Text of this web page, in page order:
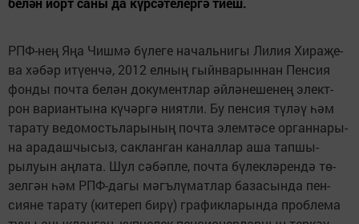
РПФ-нең Яңа Чиш­мә бү­ле­ге на­чаль­ни­гы Ли­лия Хи­ра­җе­
ва хә­бәр итү­ен­чә, 2012 ел­ның гыйн­ва­рын­нан Пен­сия
фон­ды поч­та бе­лән до­ку­мент­лар әй­лә­не­ше­нең элект­
рон ва­ри­ан­ты­на кү­чәр­гә ни­ят­ли. Бу пен­сия тү­ләү һәм
та­ра­ту ве­домость­ла­ры­ның поч­та элем­тә­се ор­ган­на­ры­
на ара­даш­чы­сыз, сак­лан­ган ка­нал­лар аша тап­шы­
рылуын аңл­а­та. Шул сә­бәп­ле, поч­та бү­лек­лә­рен­дә тө­
зел­гән һәм РПФ-да­гы мәгъ­лү­мат­лар ба­за­сын­да пен­
сияне та­ра­ту (ки­те­реп би­рү) гра­фик­ларын­да проб­ле­ма